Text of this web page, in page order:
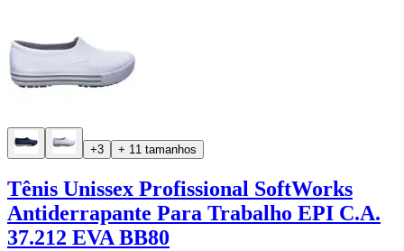
+3 + 11 tamanhos
Tênis Unissex Profissional SoftWorks
Antiderrapante Para Trabalho EPI C.A.
37.212 EVA BB80